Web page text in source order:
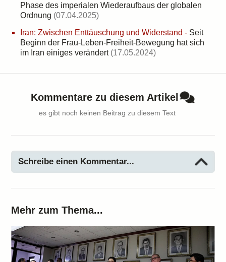
Phase des imperialen Wiederaufbaus der globalen
Ordnung (07.04.2025)
Iran: Zwischen Enttäuschung und Widerstand - Seit
Beginn der Frau-Leben-Freiheit-Bewegung hat sich
im Iran einiges verändert (17.05.2024)
Kommentare zu diesem Artikel
es gibt noch keinen Beitrag zu diesem Text
Schreibe einen Kommentar...
Mehr zum Thema...